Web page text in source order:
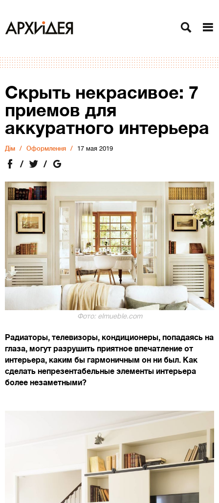
Скрыть некрасивое: 7
приемов для
аккуратного интерьера
Дiм Оформлення 17 мая 2019
Фото: elmueble.com
Радиаторы, телевизоры, кондиционеры, попадаясь на
глаза, могут разрушить приятное впечатление от
интерьера, каким бы гармоничным он ни был. Как
сделать непрезентабельные элементы интерьера
более незаметными?